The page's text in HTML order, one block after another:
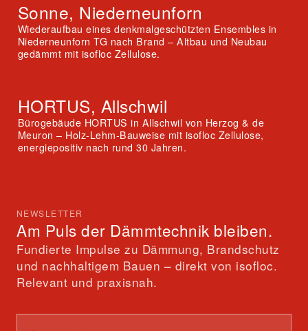
Sonne, Niederneunforn
Wiederaufbau eines denkmalgeschützten Ensembles in
Niederneunforn TG nach Brand – Altbau und Neubau
gedämmt mit isofloc Zellulose.
HORTUS, Allschwil
Bürogebäude HORTUS in Allschwil von Herzog & de
Meuron – Holz-Lehm-Bauweise mit isofloc Zellulose,
energiepositiv nach rund 30 Jahren.
NEWSLETTER
Am Puls der Dämmtechnik bleiben.
Fundierte Impulse zu Dämmung, Brandschutz
und nachhaltigem Bauen – direkt von isofloc.
Relevant und praxisnah.